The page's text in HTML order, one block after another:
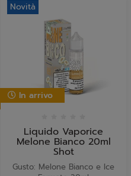
Novità
In arrivo
Liquido Vaporice
Melone Bianco 20ml
Shot
Gusto: Melone Bianco e Ice